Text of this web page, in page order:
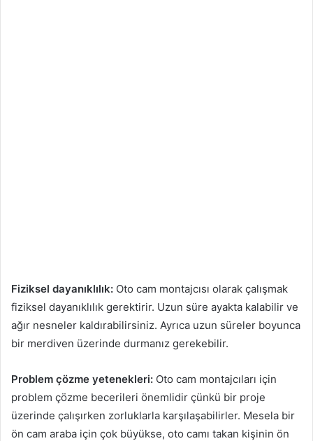
Fiziksel dayanıklılık: Oto cam montajcısı olarak çalışmak
fiziksel dayanıklılık gerektirir. Uzun süre ayakta kalabilir ve
ağır nesneler kaldırabilirsiniz. Ayrıca uzun süreler boyunca
bir merdiven üzerinde durmanız gerekebilir.
Problem çözme yetenekleri: Oto cam montajcıları için
problem çözme becerileri önemlidir çünkü bir proje
üzerinde çalışırken zorluklarla karşılaşabilirler. Mesela bir
ön cam araba için çok büyükse, oto camı takan kişinin ön